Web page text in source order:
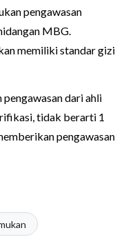
pengawasan
MBG.
memiliki standar gizi
dari ahli
tidak berarti 1
pengawasan